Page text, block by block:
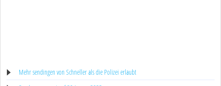
Mehr sendingen von Schneller als die Polizei erlaubt